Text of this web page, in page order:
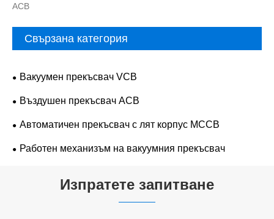
ACB
Свързана категория
Вакуумен прекъсвач VCB
Въздушен прекъсвач ACB
Автоматичен прекъсвач с лят корпус MCCB
Работен механизъм на вакуумния прекъсвач
Изпратете запитване